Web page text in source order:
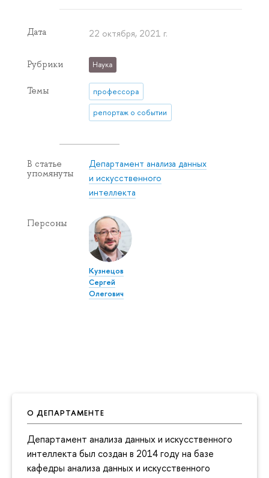
О ДЕПАРТАМЕНТЕ
Департамент анализа данных и искусственного
интеллекта был создан в 2014 году на базе
кафедры анализа данных и искусственного
Дата 22 октября, 2021 г.
Рубрики Наука
Темы профессора
репортаж о событии
В статье
упомянуты
Департамент анализа данных
и искусственного
интеллекта
Персоны
Кузнецов
Сергей
Олегович